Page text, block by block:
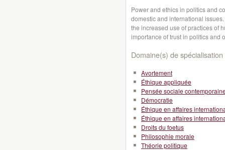
Power and ethics in politics and
domestic and international
the increased use of practices of
importance of trust in politics and
Domaine(s) de spécialisation
Avortement
Éthique appliquée
Pensée sociale
Démocratie
Éthique en affaires
Éthique en affaires
Droits du foetus
Philosophie morale
Théorie politique